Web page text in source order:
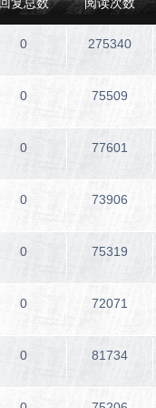
0 275340
0 75509
0 77601
0 73906
0 75319
0 72071
0 81734